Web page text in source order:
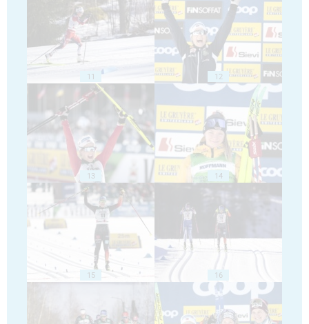
11 12
13 14
15 16